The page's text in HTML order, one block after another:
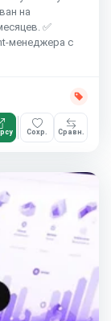
на
✅
менеджера с
Сохр. Сравн.